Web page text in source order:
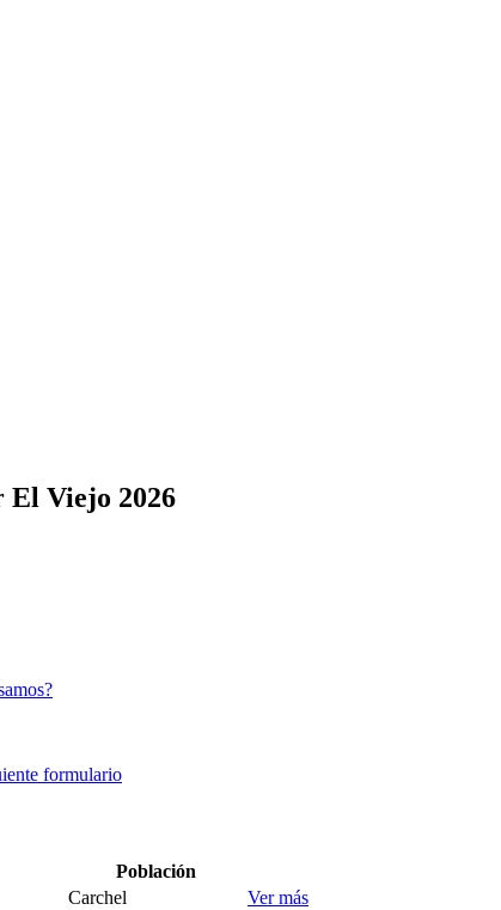
El Viejo 2026
formulario
Población
Carchel
Ver más